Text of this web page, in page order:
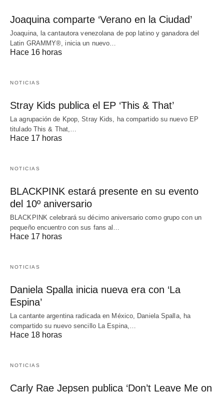
Joaquina comparte ‘Verano en la Ciudad’
Joaquina, la cantautora venezolana de pop latino y ganadora del
Latin GRAMMY®, inicia un nuevo…
Hace 16 horas
NOTICIAS
Stray Kids publica el EP ‘This & That’
La agrupación de Kpop, Stray Kids, ha compartido su nuevo EP
titulado This & That,…
Hace 17 horas
NOTICIAS
BLACKPINK estará presente en su evento
del 10º aniversario
BLACKPINK celebrará su décimo aniversario como grupo con un
pequeño encuentro con sus fans al…
Hace 17 horas
NOTICIAS
Daniela Spalla inicia nueva era con ‘La
Espina’
La cantante argentina radicada en México, Daniela Spalla, ha
compartido su nuevo sencillo La Espina,…
Hace 18 horas
NOTICIAS
Carly Rae Jepsen publica ‘Don’t Leave Me on